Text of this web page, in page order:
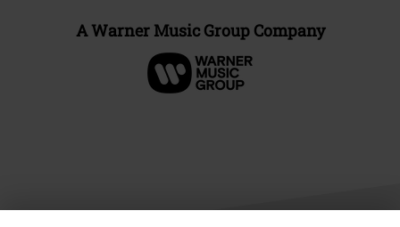
A Warner Music Group Company